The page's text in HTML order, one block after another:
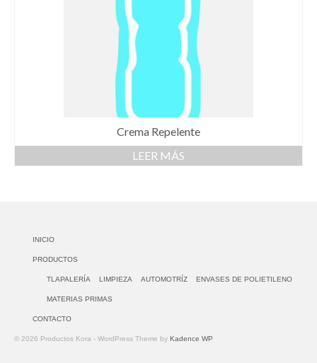
Crema Repelente
LEER MÁS
INICIO
PRODUCTOS
TLAPALERÍA LIMPIEZA AUTOMOTRÍZ ENVASES DE POLIETILENO
MATERIAS PRIMAS
CONTACTO
© 2026 Productos Kora - WordPress Theme by Kadence WP